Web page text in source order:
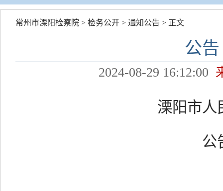
常州市溧阳检察院 > 检务公开 > 通知公告 > 正文
公告
2024-08-29 16:12:00
溧阳市人
公